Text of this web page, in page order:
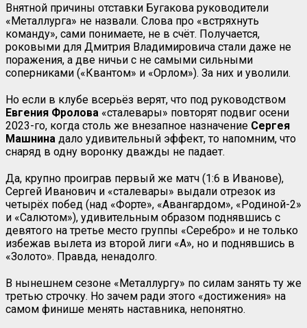
Внятной причины отставки Бугакова руководители
«Металлурга» не назвали. Слова про «встряхнуть
команду», сами понимаете, не в счёт. Получается,
роковыми для Дмитрия Владимировича стали даже не
поражения, а две ничьи с не самыми сильными
соперниками («Квантом» и «Орлом»). За них и уволили.
Но если в клубе всерьёз верят, что под руководством
Евгения Фролова «сталевары» повторят подвиг осени
2023-го, когда столь же внезапное назначение Сергея
Машнина дало удивительный эффект, то напомним, что
снаряд в одну воронку дважды не падает.
Да, крупно проиграв первый же матч (1:6 в Иванове),
Сергей Иванович и «сталевары» выдали отрезок из
четырёх побед (над «Форте», «Авангардом», «Родиной-2»
и «Салютом»), удивительным образом поднявшись с
девятого на третье место группы «Серебро» и не только
избежав вылета из второй лиги «А», но и поднявшись в
«Золото». Правда, ненадолго.
В нынешнем сезоне «Металлургу» по силам занять ту же
третью строчку. Но зачем ради этого «достижения» на
самом финише менять наставника, непонятно.